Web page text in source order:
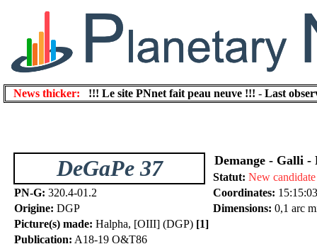
News thicker: !!! Le site PNnet fait peau neuve !!! - Last
DeGaPe 37 Demange - Galli -
Statut: New candidate
PN-G: 320.4-01.2 Coordinates:
Origine: DGP Dimensions: 0,1 arc
Picture(s) made: Halpha, [OIII] (DGP) [1]
Publication: A18-19 O&T86